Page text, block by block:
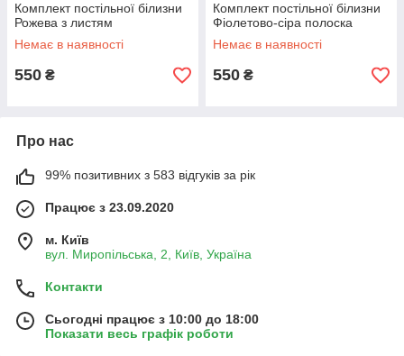
Комплект постільної білизни
Рожева з листям
Немає в наявності
550 ₴
Комплект постільної білизни
Фіолетово-сіра полоска
Немає в наявності
550 ₴
Про нас
99% позитивних з 583 відгуків за рік
Працює з 23.09.2020
м. Київ
вул. Миропільська, 2, Київ, Україна
Контакти
Сьогодні працює з 10:00 до 18:00
Показати весь графік роботи